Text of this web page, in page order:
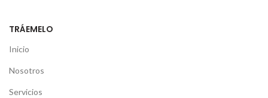
TRÁEMELO
Inicio
Nosotros
Servicios